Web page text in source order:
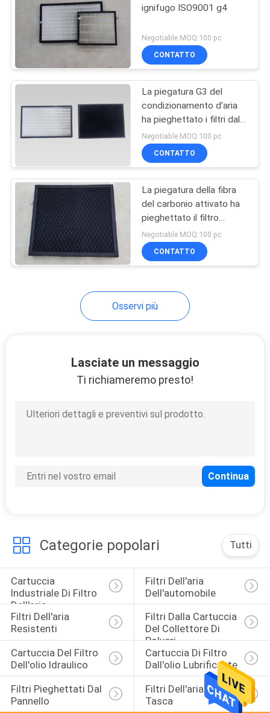
Filtri dell'aria della
tasca
Filtro dell'aria di alta
efficienza HEPA
dal gas naturale
i pp fondono la
i pp hanno
pieghettato la
cartuccia di filtro
11
ignifugo ISO9001 g4
Negotiable MOQ:100 pc
CONTATTO
La piegatura G3 del
condizionamento d'aria
ha pieghettato i filtri dal
pannello
Negotiable MOQ:100 pc
CONTATTO
La piegatura della fibra
del carbonio attivato ha
pieghettato il filtro
primario
Negotiable MOQ:100 pc
CONTATTO
Osservi più
Lasciate un messaggio
Ti richiameremo presto!
Categorie popolari Tutti
Cartuccia
Industriale Di Filtro
Dell'aria
Filtri Dell'aria
Dell'automobile
Filtri Dell'aria
Resistenti
Filtri Dalla Cartuccia
Del Collettore Di
Polveri
Cartuccia Del Filtro
Dell'olio Idraulico
Cartuccia Di Filtro
Dall'olio Lubrificante
Filtri Pieghettati Dal
Pannello
Filtri Dell'aria Della
Tasca